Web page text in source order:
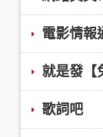
電影情報
就是發【
歌詞吧